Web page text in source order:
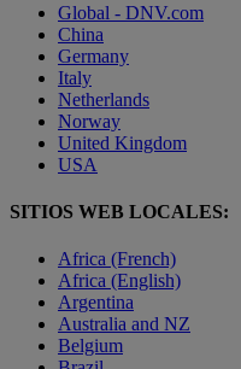
Global - DNV.com
China
Germany
Italy
Netherlands
Norway
United Kingdom
USA
SITIOS WEB LOCALES:
Africa (French)
Africa (English)
Argentina
Australia and NZ
Belgium